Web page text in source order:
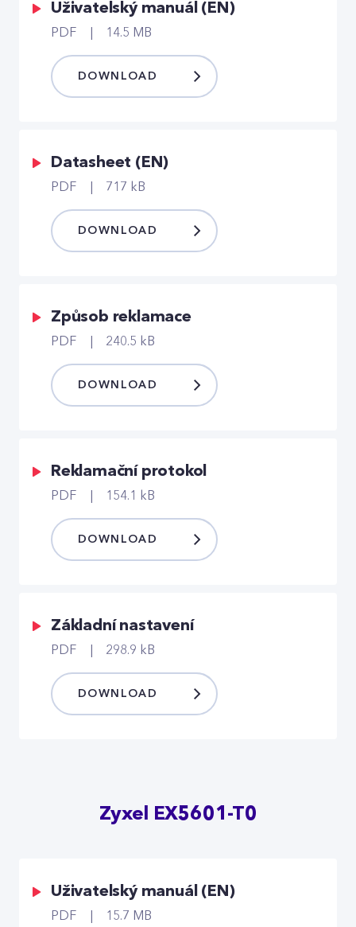
Uživatelský manuál (EN)
PDF 14.5 MB
DOWNLOAD
Datasheet (EN)
PDF 717 kB
DOWNLOAD
Způsob reklamace
PDF 240.5 kB
DOWNLOAD
Reklamační protokol
PDF 154.1 kB
DOWNLOAD
Základní nastavení
PDF 298.9 kB
DOWNLOAD
Zyxel EX5601-T0
Uživatelský manuál (EN)
PDF 15.7 MB